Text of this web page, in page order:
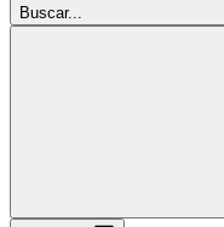
Buscar...